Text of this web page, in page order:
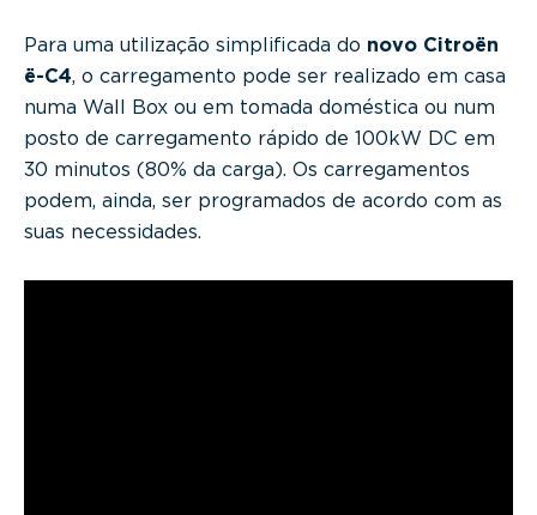
Para uma utilização simplificada do novo Citroën
ë-C4, o carregamento pode ser realizado em casa
numa Wall Box ou em tomada doméstica ou num
posto de carregamento rápido de 100kW DC em
30 minutos (80% da carga). Os carregamentos
podem, ainda, ser programados de acordo com as
suas necessidades.